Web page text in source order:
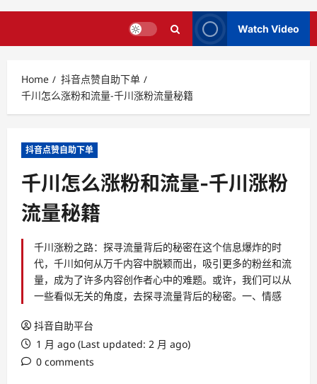
Watch Video
Home
抖音点赞自助下单
千川怎么涨粉和流量-千川涨粉流量秘籍
抖音点赞自助下单
千川怎么涨粉和流量-千川涨粉
流量秘籍
千川涨粉之路：探寻流量背后的秘密在这个信息爆炸的时
代，千川如何从万千内容中脱颖而出，吸引更多的粉丝和流
量，成为了许多内容创作者心中的难题。或许，我们可以从
一些看似无关的角度，去探寻流量背后的秘密。一、情感
抖音自助平台
1 月 ago (Last updated: 2 月 ago)
0 comments